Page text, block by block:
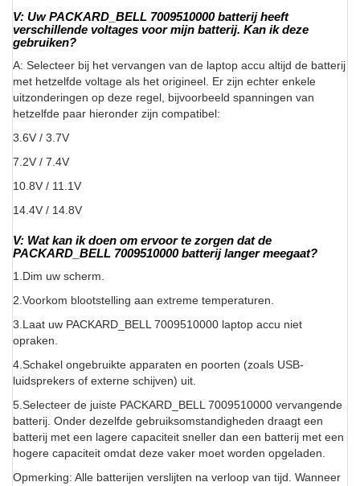
V: Uw PACKARD_BELL 7009510000 batterij heeft
verschillende voltages voor mijn batterij. Kan ik deze
gebruiken?
A: Selecteer bij het vervangen van de laptop accu altijd de batterij
met hetzelfde voltage als het origineel. Er zijn echter enkele
uitzonderingen op deze regel, bijvoorbeeld spanningen van
hetzelfde paar hieronder zijn compatibel:
3.6V / 3.7V
7.2V / 7.4V
10.8V / 11.1V
14.4V / 14.8V
V: Wat kan ik doen om ervoor te zorgen dat de
PACKARD_BELL 7009510000 batterij langer meegaat?
1.Dim uw scherm.
2.Voorkom blootstelling aan extreme temperaturen.
3.Laat uw PACKARD_BELL 7009510000 laptop accu niet
opraken.
4.Schakel ongebruikte apparaten en poorten (zoals USB-
luidsprekers of externe schijven) uit.
5.Selecteer de juiste PACKARD_BELL 7009510000 vervangende
batterij. Onder dezelfde gebruiksomstandigheden draagt een
batterij met een lagere capaciteit sneller dan een batterij met een
hogere capaciteit omdat deze vaker moet worden opgeladen.
Opmerking: Alle batterijen verslijten na verloop van tijd. Wanneer